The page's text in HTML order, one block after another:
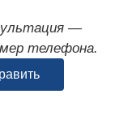
—
телефона.